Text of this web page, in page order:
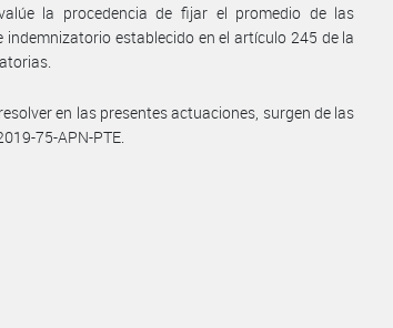
la procedencia de fijar el promedio de las
indemnizatorio establecido en el artículo 245 de la
en las presentes actuaciones, surgen de las
75-APN-PTE.